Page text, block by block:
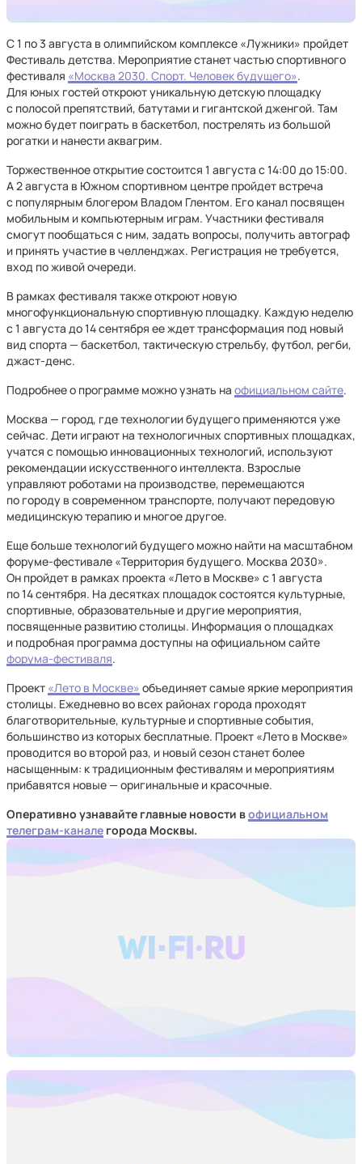
С 1 по 3 августа в олимпийском комплексе «Лужники» пройдет
Фестиваль детства. Мероприятие станет частью спортивного
фестиваля «Москва 2030. Спорт. Человек будущего».
Для юных гостей откроют уникальную детскую площадку
с полосой препятствий, батутами и гигантской дженгой. Там
можно будет поиграть в баскетбол, пострелять из большой
рогатки и нанести аквагрим.
Торжественное открытие состоится 1 августа с 14:00 до 15:00.
А 2 августа в Южном спортивном центре пройдет встреча
с популярным блогером Владом Глентом. Его канал посвящен
мобильным и компьютерным играм. Участники фестиваля
смогут пообщаться с ним, задать вопросы, получить автограф
и принять участие в челленджах. Регистрация не требуется,
вход по живой очереди.
В рамках фестиваля также откроют новую
многофункциональную спортивную площадку. Каждую неделю
с 1 августа до 14 сентября ее ждет трансформация под новый
вид спорта — баскетбол, тактическую стрельбу, футбол, регби,
джаст-денс.
Подробнее о программе можно узнать на официальном сайте.
Москва — город, где технологии будущего применяются уже
сейчас. Дети играют на технологичных спортивных площадках,
учатся с помощью инновационных технологий, используют
рекомендации искусственного интеллекта. Взрослые
управляют роботами на производстве, перемещаются
по городу в современном транспорте, получают передовую
медицинскую терапию и многое другое.
Еще больше технологий будущего можно найти на масштабном
форуме-фестивале «Территория будущего. Москва 2030».
Он пройдет в рамках проекта «Лето в Москве» с 1 августа
по 14 сентября. На десятках площадок состоятся культурные,
спортивные, образовательные и другие мероприятия,
посвященные развитию столицы. Информация о площадках
и подробная программа доступны на официальном сайте
форума-фестиваля.
Проект «Лето в Москве» объединяет самые яркие мероприятия
столицы. Ежедневно во всех районах города проходят
благотворительные, культурные и спортивные события,
большинство из которых бесплатные. Проект «Лето в Москве»
проводится во второй раз, и новый сезон станет более
насыщенным: к традиционным фестивалям и мероприятиям
прибавятся новые — оригинальные и красочные.
Оперативно узнавайте главные новости вофициальном
телеграм-канале города Москвы.